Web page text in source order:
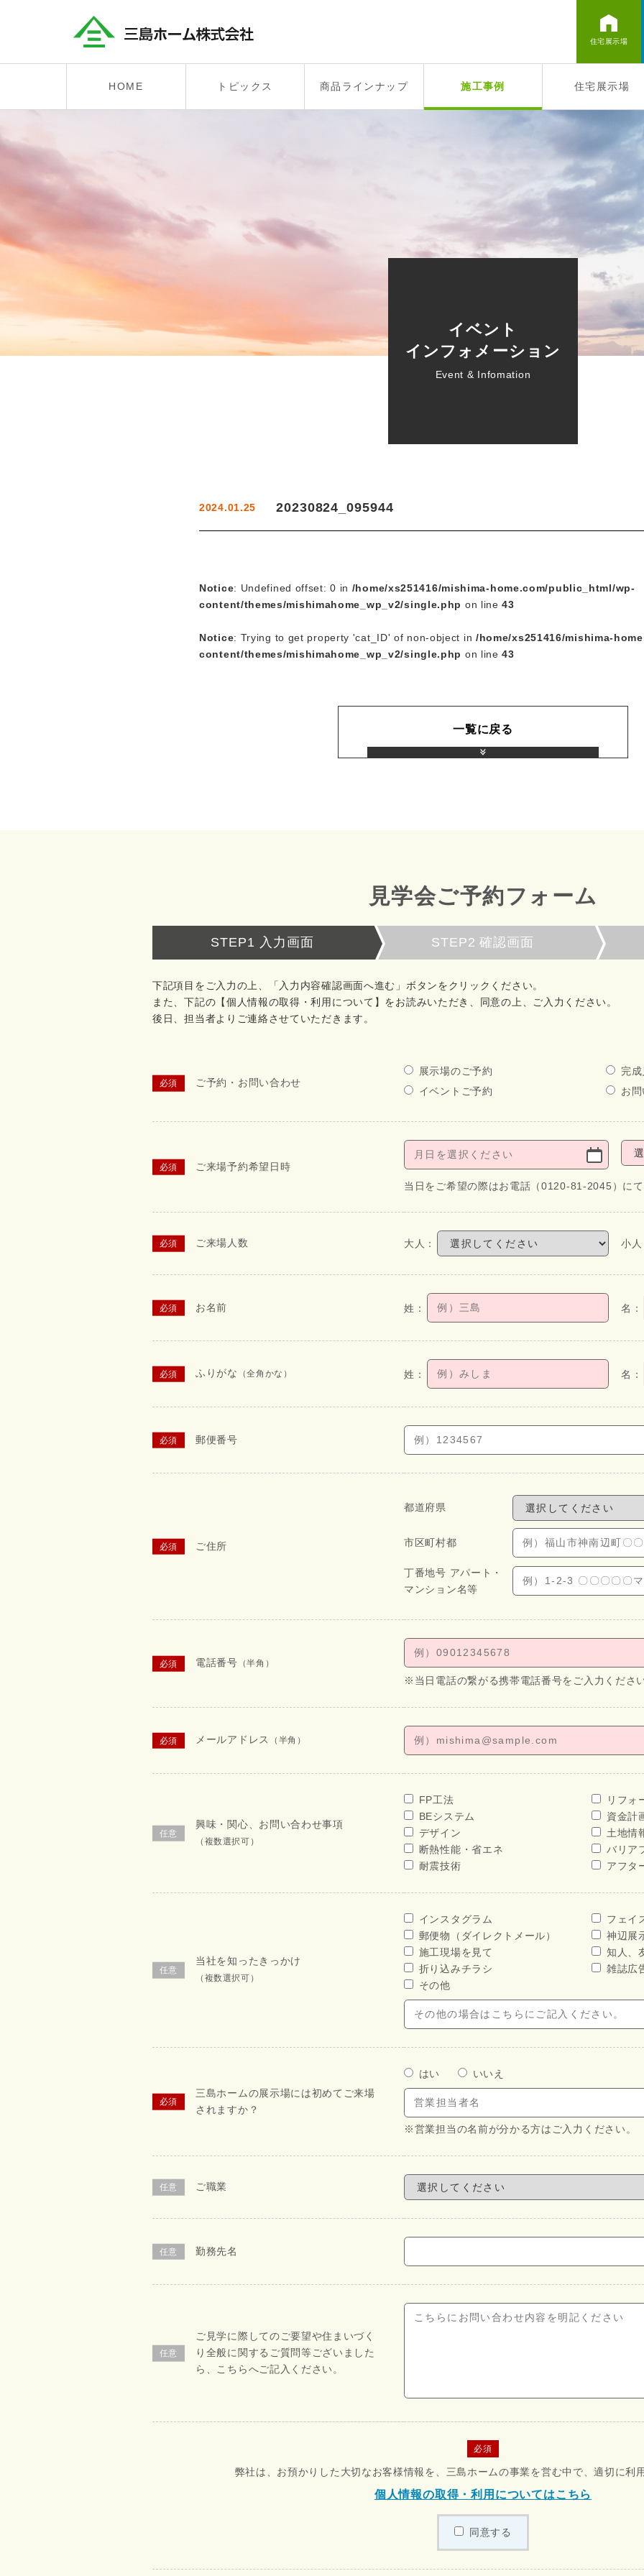
住宅展示場
HOME トピックス 商品ラインナップ 施工事例 住宅展示場
イベント
インフォメーション
Event & Infomation
2024.01.25 20230824_095944
Notice: Undefined offset: 0 in /home/xs251416/mishima-home.com/public_html/wp-
content/themes/mishimahome_wp_v2/single.php on line43
Notice: Trying to get property 'cat_ID' of non-object in /home/xs251416/mishima-
content/themes/mishimahome_wp_v2/single.php on line43
一覧に戻る
見学会ご予約フォーム
STEP1 入力画面 STEP2確認画面
下記項目をご入力の上、「入力内容確認画面へ進む」ボタンをクリックください。
また、下記の【個人情報の取得・利用について】をお読みいただき、同意の上、ご入力ください。
後日、担当者よりご連絡させていただきます。
ご予約・お問い合わせ
展示場のご予約
完
イベントご予約
お
ご来場予約希望日時
当日をご希望の際はお電話（0120-81-2045）にて
ご来場人数
お名前
ふりがな （全角かな）
郵便番号
ご住所
都道府県
市区町村都
丁番地号 アパート・
マンション名等
電話番号 （半角）
※当日電話の繋がる携帯電話番号をご入力くださ
メールアドレス （半角）
興味・関心、お問い合わせ事項
（複数選択可）
FP工法
リフォ
BEシステム
資金計
デザイン
土地情
断熱性能・省エネ
バリア
耐震技術
アフタ
当社を知ったきっかけ
（複数選択可）
インスタグラム
フェイ
郵便物（ダイレクトメール）
神辺展
施工現場を見て
知人、
折り込みチラシ
雑誌広
その他
三島ホームの展示場には初めてご来場
されますか？
はい いいえ
※営業担当の名前が分かる方はご入力ください。
ご職業
勤務先名
ご見学に際してのご要望や住まいづく
り全般に関するご質問等ございました
ら、こちらへご記入ください。
必須
弊社は、お預かりした大切なお客様情報を、三島ホームの事業を営む中で、適切に利
個人情報の取得・利用についてはこちら
同意する